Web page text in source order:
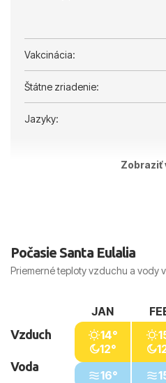
Vakcinácia:
Štátne zriadenie:
Jazyky:
Zobraziť
Počasie Santa Eulalia
Priemerné teploty vzduchu a vody
Vzduch
Voda
JAN
14°
12°
16°